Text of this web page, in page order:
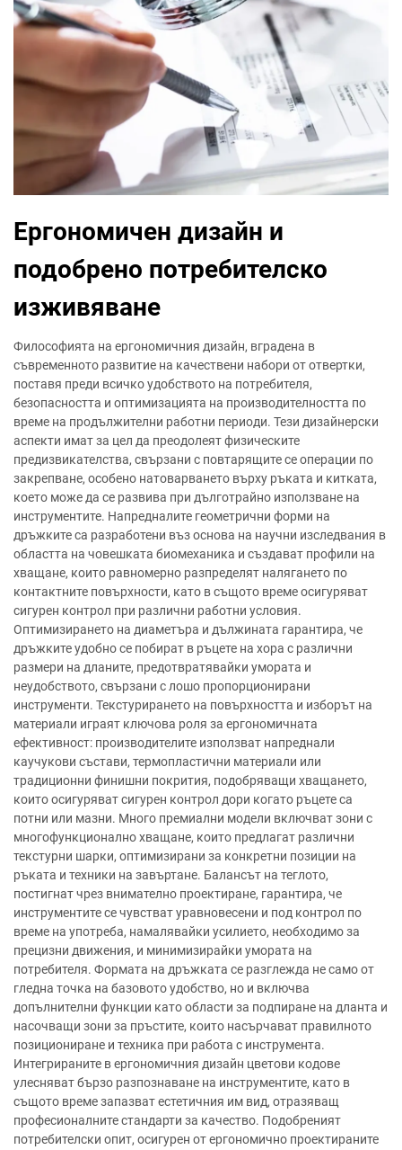
Ергономичен дизайн и
подобрено потребителско
изживяване
Философията на ергономичния дизайн, вградена в
съвременното развитие на качествени набори от отвертки,
поставя преди всичко удобството на потребителя,
безопасността и оптимизацията на производителността по
време на продължителни работни периоди. Тези дизайнерски
аспекти имат за цел да преодолеят физическите
предизвикателства, свързани с повтарящите се операции по
закрепване, особено натоварването върху ръката и китката,
което може да се развива при дълготрайно използване на
инструментите. Напредналите геометрични форми на
дръжките са разработени въз основа на научни изследвания в
областта на човешката биомеханика и създават профили на
хващане, които равномерно разпределят налягането по
контактните повърхности, като в същото време осигуряват
сигурен контрол при различни работни условия.
Оптимизирането на диаметъра и дължината гарантира, че
дръжките удобно се побират в ръцете на хора с различни
размери на дланите, предотвратявайки умората и
неудобството, свързани с лошо пропорционирани
инструменти. Текстурирането на повърхността и изборът на
материали играят ключова роля за ергономичната
ефективност: производителите използват напреднали
каучукови състави, термопластични материали или
традиционни финишни покрития, подобряващи хващането,
които осигуряват сигурен контрол дори когато ръцете са
потни или мазни. Много премиални модели включват зони с
многофункционално хващане, които предлагат различни
текстурни шарки, оптимизирани за конкретни позиции на
ръката и техники на завъртане. Балансът на теглото,
постигнат чрез внимателно проектиране, гарантира, че
инструментите се чувстват уравновесени и под контрол по
време на употреба, намалявайки усилието, необходимо за
прецизни движения, и минимизирайки умората на
потребителя. Формата на дръжката се разглежда не само от
гледна точка на базовото удобство, но и включва
допълнителни функции като области за подпиране на дланта и
насочващи зони за пръстите, които насърчават правилното
позициониране и техника при работа с инструмента.
Интегрираните в ергономичния дизайн цветови кодове
улесняват бързо разпознаване на инструментите, като в
същото време запазват естетичния им вид, отразяващ
професионалните стандарти за качество. Подобреният
потребителски опит, осигурен от ергономично проектираните